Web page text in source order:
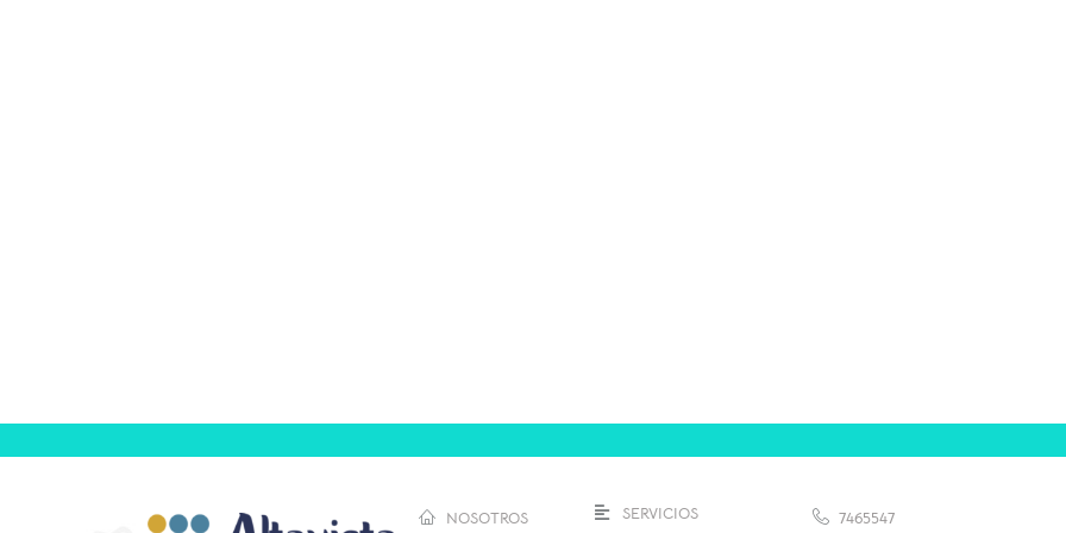
NOSOTROS
SERVICIOS
7465547